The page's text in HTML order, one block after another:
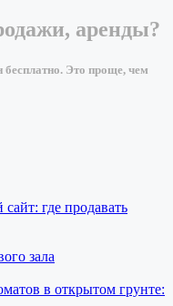
аренды?
Это проще, чем
где продавать
зала
в открытом грунте: